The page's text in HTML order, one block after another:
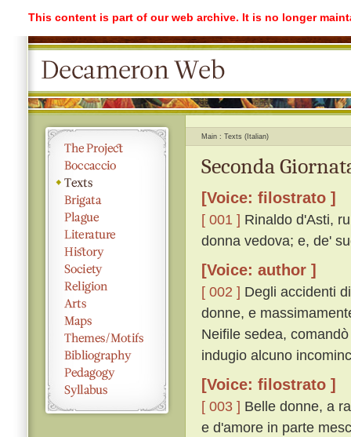
This content is part of our web archive. It is no longer
Main Texts (Italian)
Seconda
[Voice: filostrato ]
[ 001 ] Rinaldo d'Asti,
donna vedova; e, de'
[Voice: author ]
[ 002 ] Degli accidenti
donne, e
Neifile sedea,
indugio alcuno
[Voice: filostrato ]
[ 003 ] Belle donne, a
e d'amore in parte